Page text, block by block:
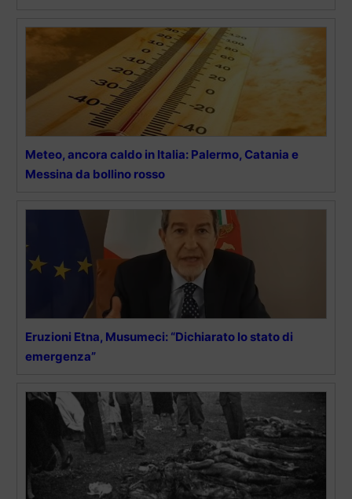
Meteo, ancora caldo in Italia: Palermo, Catania e
Messina da bollino rosso
Eruzioni Etna, Musumeci: “Dichiarato lo stato di
emergenza”